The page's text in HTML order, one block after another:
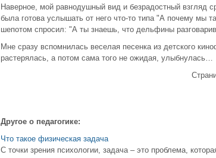
Наверное, мой равнодушный вид и безрадостный взгляд
была готова услышать от него что-то типа "А почему мы
шепотом спросил: "А ты знаешь, что дельфины
Мне сразу вспомнилась веселая песенка из детского
растерялась, а потом сама того не ожидая, улыбнулась…
Другое о педагогике:
Что такое физическая задача
С точки зрения психологии, задача – это проблема,